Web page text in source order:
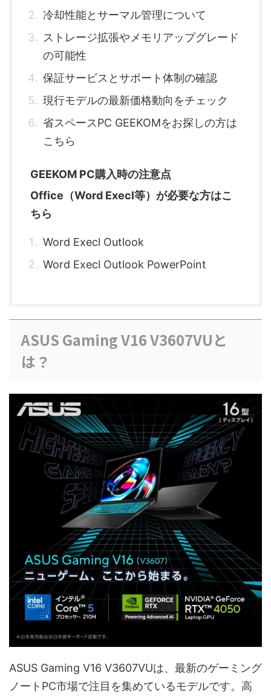
冷却性能とサーマル管理について
ストレージ拡張やメモリアップグレード
の可能性
保証サービスとサポート体制の確認
現行モデルの最新価格動向をチェック
省スペースPC GEEKOMをお探しの方は
こちら
GEEKOM PC購入時の注意点
Office（Word Execl等）が必要な方はこ
ちら
Word Execl Outlook
Word Execl Outlook PowerPoint
ASUS Gaming V16 V3607VUと
は？
ASUS Gaming V16 V3607VUは、最新のゲーミング
ノートPC市場で注目を集めているモデルです。高